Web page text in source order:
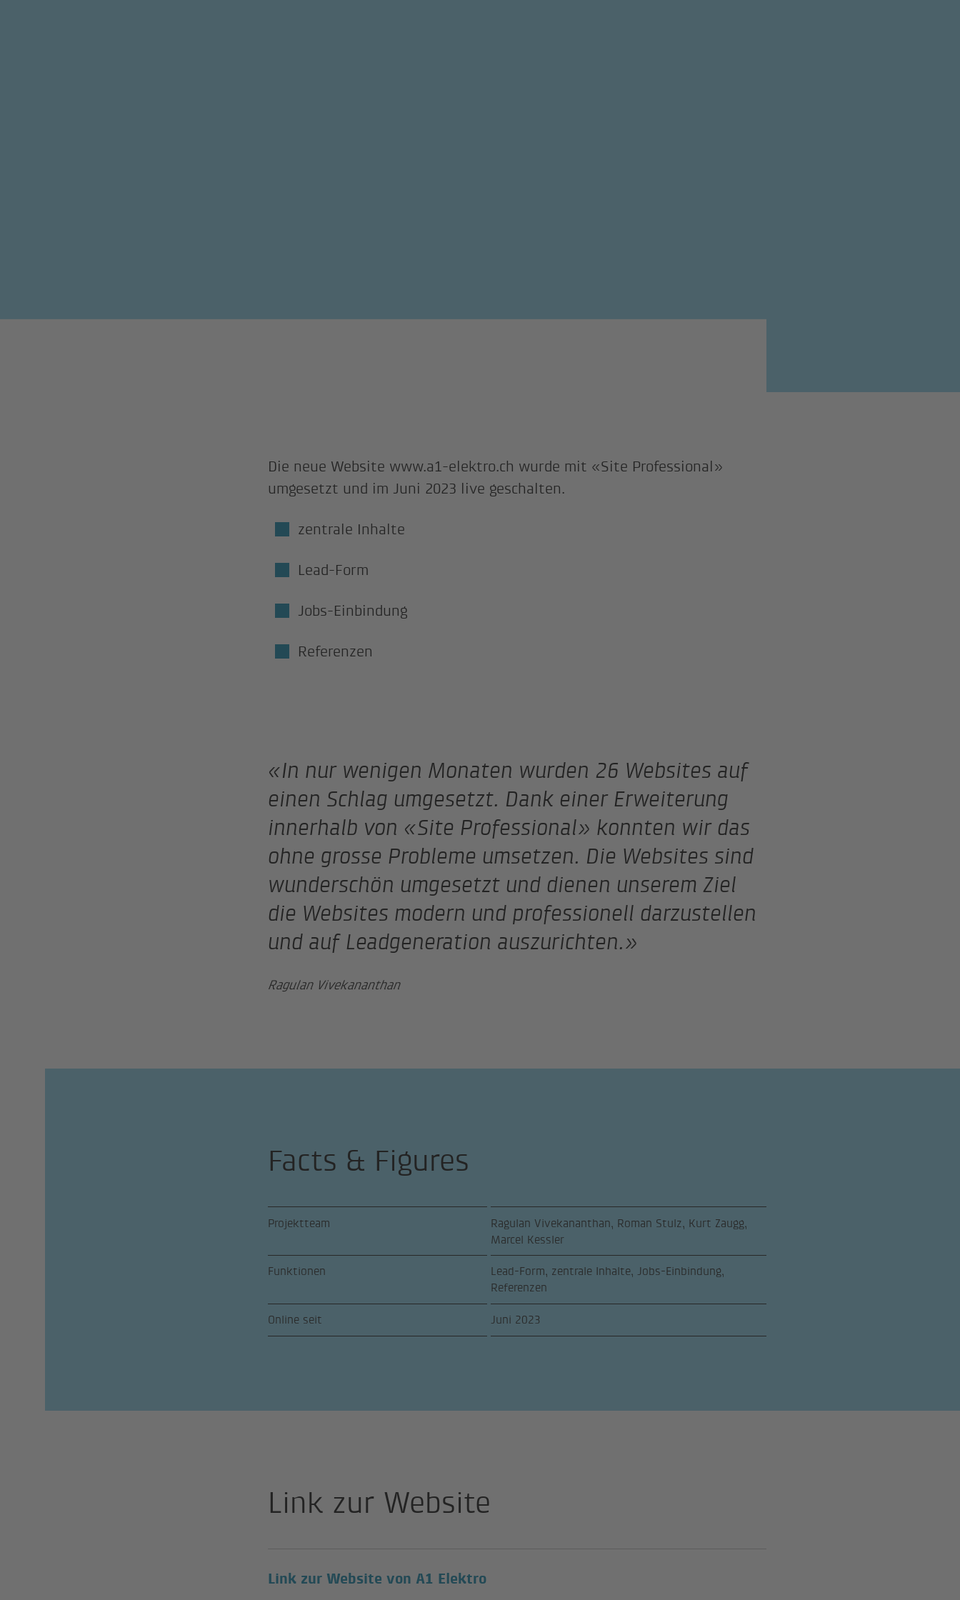
Die neue Website www.a1-elektro.ch wurde mit «Site Professional»
umgesetzt und im Juni 2023 live geschalten.
zentrale Inhalte
Lead-Form
Jobs-Einbindung
Referenzen
«In nur wenigen Monaten wurden 26 Websites auf
einen Schlag umgesetzt. Dank einer Erweiterung
innerhalb von «Site Professional» konnten wir das
ohne grosse Probleme umsetzen. Die Websites sind
wunderschön umgesetzt und dienen unserem Ziel
die Websites modern und professionell darzustellen
und auf Leadgeneration auszurichten.»
Ragulan Vivekananthan
Facts & Figures
Projektteam
Ragulan Vivekananthan, Roman Stulz, Kurt Zaugg,
Marcel Kessler
Funktionen
Lead-Form, zentrale Inhalte, Jobs-Einbindung,
Referenzen
Online seit Juni 2023
Link zur Website
Link zur Website von A1 Elektro(lien externe)